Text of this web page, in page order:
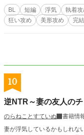
BL 短編 浮気 執着攻
狂い攻め
美形攻め 完結
10
逆NTR～妻の友人の
のらねことすていぬ
書籍情
妻が浮気しているかもしれ